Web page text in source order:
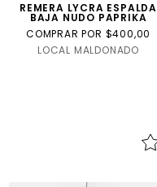
REMERA LYCRA ESPALDA
BAJA NUDO PAPRIKA
COMPRAR POR $400,00
LOCAL MALDONADO